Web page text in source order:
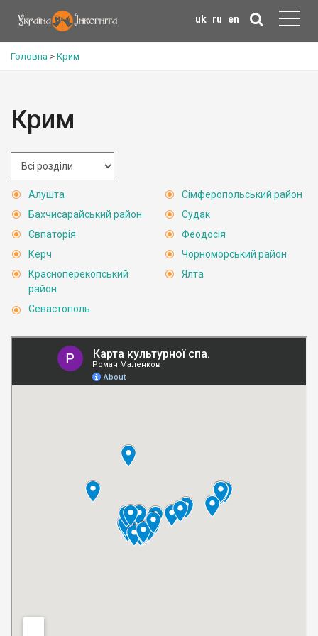
uk ru en
Головна > Крим
Крим
Алушта
Бахчисарайський район
Євпаторія
Керч
Красноперекопський
район
Севастополь
Сімферопольський район
Судак
Феодосія
Чорноморський район
Ялта